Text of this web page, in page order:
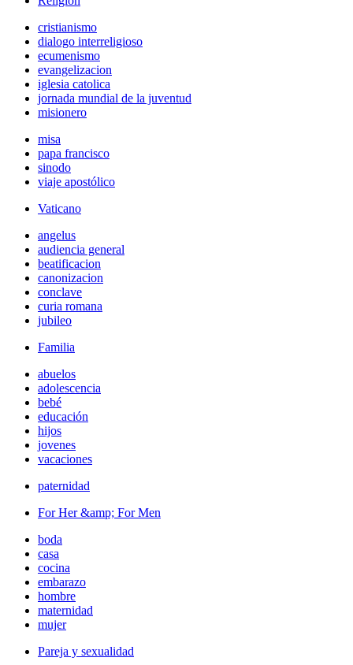
cristianismo
dialogo interreligioso
ecumenismo
evangelizacion
iglesia catolica
jornada mundial de la juventud
misionero
misa
papa francisco
sinodo
viaje apostólico
Vaticano
angelus
audiencia general
beatificacion
canonizacion
conclave
curia romana
jubileo
Familia
abuelos
adolescencia
bebé
educación
hijos
jovenes
vacaciones
paternidad
For Her &amp; For Men
boda
casa
cocina
embarazo
hombre
maternidad
mujer
Pareja y sexualidad